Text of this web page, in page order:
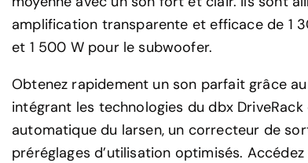
amplification transparente et efficace de 1
et 1 500 W pour le subwoofer.
Obtenez rapidement un son parfait grâce
intégrant les technologies du dbx
automatique du larsen, un correcteur de
préréglages d’utilisation optimisés.